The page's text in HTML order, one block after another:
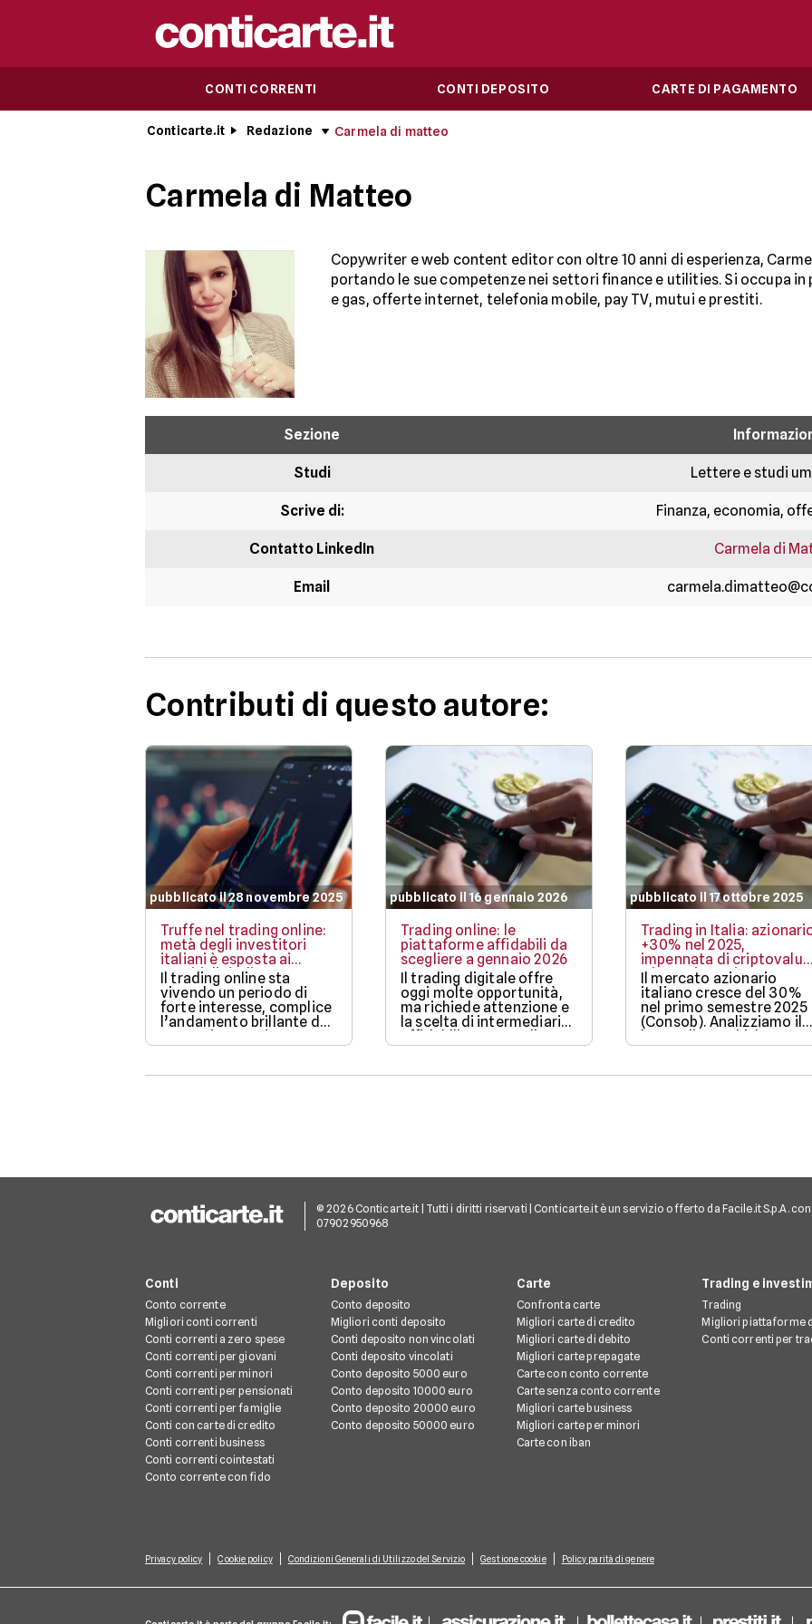
CONTI CORRENTI CONTI DEPOSITO CARTE DI PAGAMENTO
Conticarte.it Redazione Carmela di matteo
Carmela di Matteo
Copywriter e web content editor con oltre 10 anni di esperienza,
portando le sue competenze nei settori finance e utilities. Si occupa
e gas, offerte internet, telefonia mobile, pay TV, mutui e prestiti.
Sezione
Studi Lettere e studi
Scrive di: Finanza, economia,
Contatto LinkedIn Carmela di
Email
Contributi di questo autore:
pubblicato il 28 novembre 2025
Truffe nel trading online:
metà degli investitori
italiani è esposta ai
raggiri digitali
Il trading online sta
vivendo un periodo di
forte interesse, complice
l’andamento brillante dei
pubblicato il 16 gennaio 2026
Trading online: le
piattaforme affidabili da
scegliere a gennaio 2026
Il trading digitale offre
oggi molte opportunità,
ma richiede attenzione e
la scelta di intermediari
sono.
pubblicato il 17 ottobre 2025
Trading in Italia:
+30% nel 2025,
impennata di criptovalute
e investimenti ESG
Il mercato azionario
italiano cresce del 30%
nel primo semestre 2025
(Consob). Analizziamo il
crescita di Criptovalute
l'ascesa degli
© 2026 Conticarte.it | Tutti i diritti riservati | Conticarte.it è un servizio offerto da Facile.it S.p.A. con
07902950968
Conti
Conto corrente
Migliori conti correnti
Conti correnti a zero spese
Conti correnti per giovani
Conti correnti per minori
Conti correnti per pensionati
Conti correnti per famiglie
Conti con carte di credito
Conti correnti business
Conti correnti cointestati
Conto corrente con fido
Deposito
Conto deposito
Migliori conti deposito
Conti deposito non vincolati
Conti deposito vincolati
Conto deposito 5000 euro
Conto deposito 10000 euro
Conto deposito 20000 euro
Conto deposito 50000 euro
Carte
Confronta carte
Migliori carte di credito
Migliori carte di debito
Migliori carte prepagate
Carte con conto corrente
Carte senza conto corrente
Migliori carte business
Migliori carte per minori
Carte con iban
Trading e
Trading
Migliori piattaforme
Conti correnti per
Privacy policy Cookie policy Condizioni Generali di Utilizzo del Servizio Gestione cookie Policy parità di genere